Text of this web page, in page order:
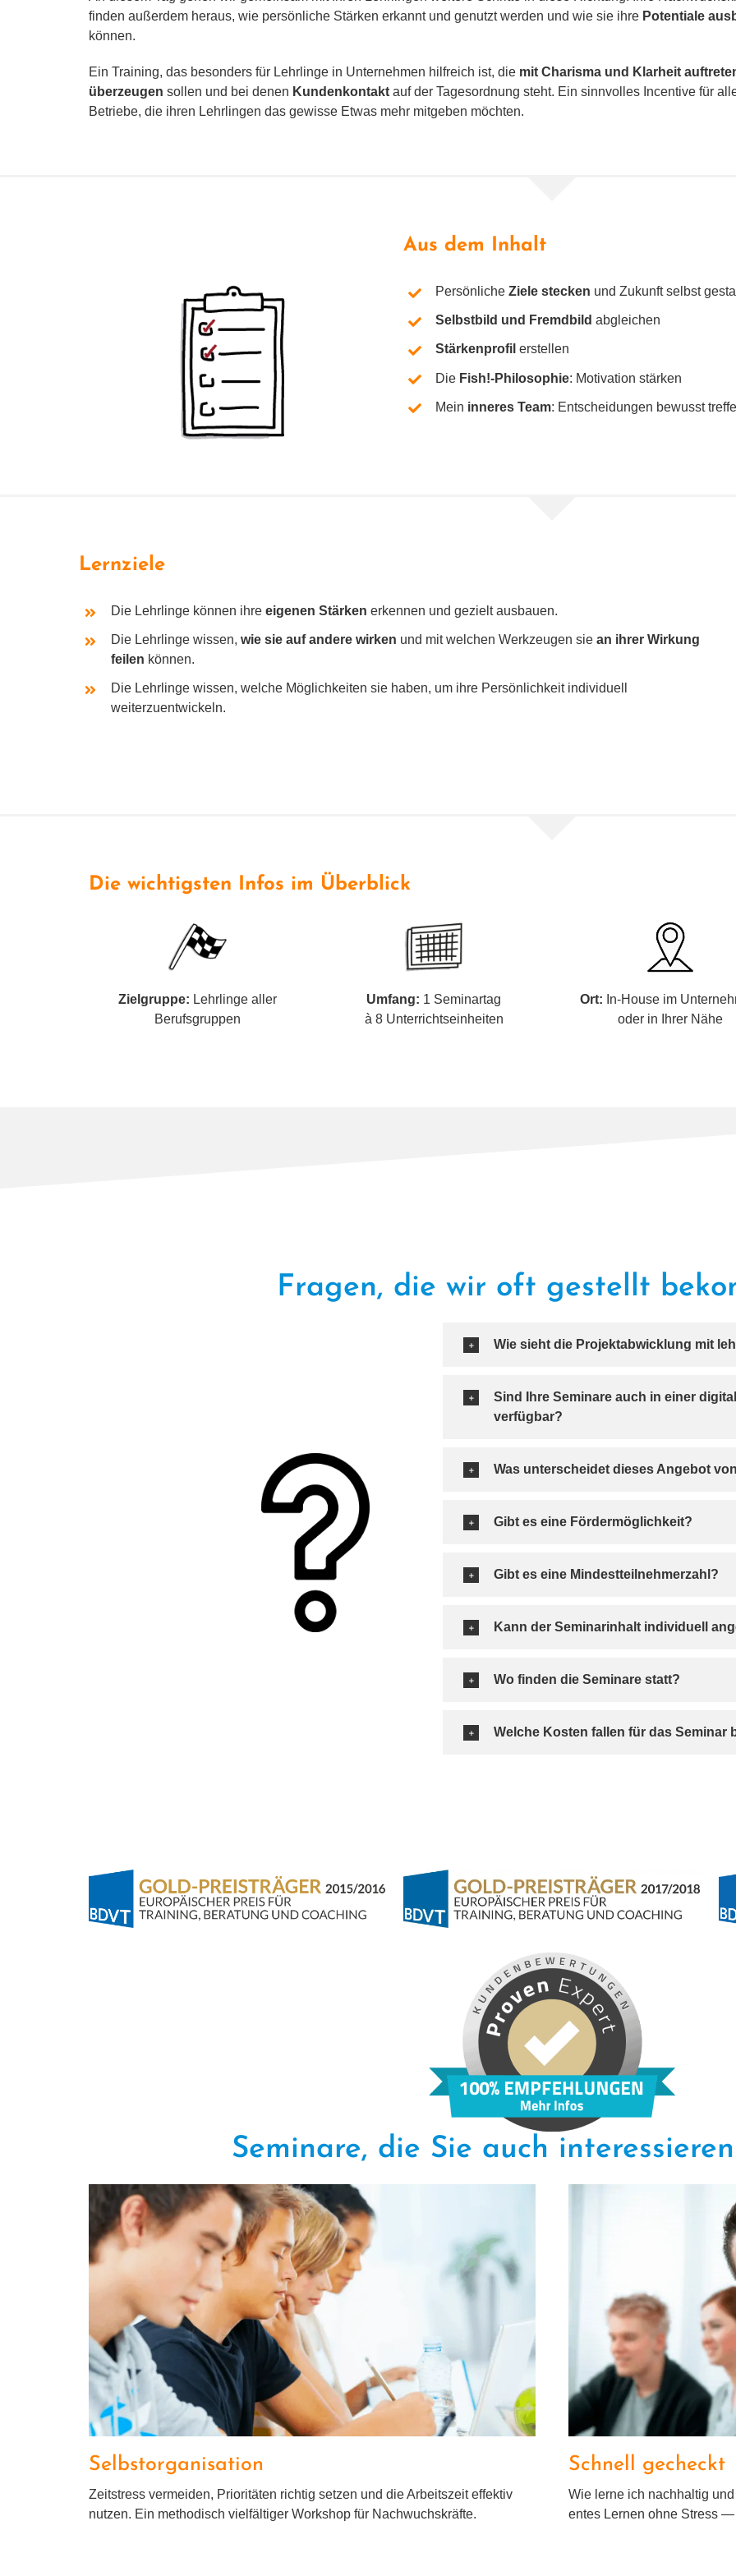
fin­den außer­dem her­aus, wie per­sön­li­che Stärken erkannt und genutzt wer­den und wie sie ihre Potentiale
können.
Ein Training, das beson­ders für Lehrlinge in Unternehmen hilf­reich ist, die mit Charisma und Klarheit
über­zeu­gen sol­len und bei denen Kundenkontakt auf der Tagesordnung steht. Ein sinn­vol­les Incentive für
Betriebe, die ihren Lehrlingen das gewis­se Etwas mehr mit­ge­ben möchten.
Aus dem Inhalt
Persönliche Ziele ste­cken und Zukunft selbst
Selbstbild und Fremdbild abgleichen
Stärkenprofil erstellen
Die Fish!-Philosophie: Motivation stärken
Mein inne­res Team: Entscheidungen bewusst
Lernziele
Die Lehrlinge kön­nen ihre eige­nen Stärken erken­nen und gezielt ausbauen.
Die Lehrlinge wis­sen, wie sie auf ande­re wir­ken und mit wel­chen Werkzeugen sie an ihrer Wirkung
fei­len können.
Die Lehrlinge wis­sen, wel­che Möglichkeiten sie haben, um ihre Persönlichkeit indi­vi­du­ell
weiterzuentwickeln.
Die wich­tigs­ten Infos im Überblick
Zielgruppe: Lehrlinge aller
Berufsgruppen
Umfang: 1 Seminartag
à 8 Unterrichtseinheiten
Ort: In-House im
oder in Ihrer Nähe
Fragen, die wir oft gestellt
Wie sieht die Projektabwicklung mit
Sind Ihre Seminare auch in einer
verfügbar?
Was unter­schei­det die­ses Angebot
Gibt es eine Fördermöglichkeit?
Gibt es eine Mindestteilnehmerzahl?
Kann der Seminarinhalt indi­vi­du­ell
Wo fin­den die Seminare statt?
Welche Kosten fal­len für das Seminar
Seminare, die Sie auch
Selbstorganisation
Selbstorganisation
Zeitstress ver­mei­den, Prioritäten rich­tig set­zen und die Arbeitszeit effek­tiv
nut­zen. Ein metho­disch viel­fäl­ti­ger Workshop für Nachwuchskräfte.
Schnell gecheckt
Wie ler­ne ich nach­hal­tig
en­tes Lernen ohne Stress